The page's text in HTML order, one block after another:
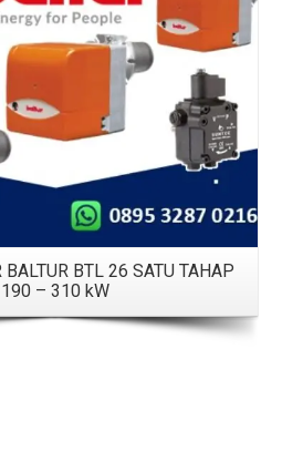
BALTUR BTL 26 SATU TAHAP
190 – 310 kW